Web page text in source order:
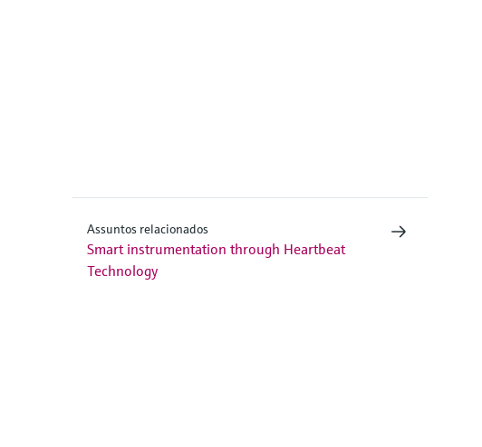
Assuntos relacionados
Smart instrumentation through Heartbeat
Technology